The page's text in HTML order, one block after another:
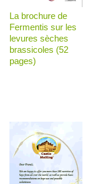
La brochure de
Fermentis sur les
levures sèches
brassicoles (52
pages)